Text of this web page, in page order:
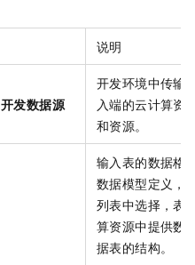
说明
开发数据源
开发环境中传输
入端的云计算资
和资源。
输入表的数据格
数据模型定义，
列表中选择，表
算资源中提供数
据表的结构。